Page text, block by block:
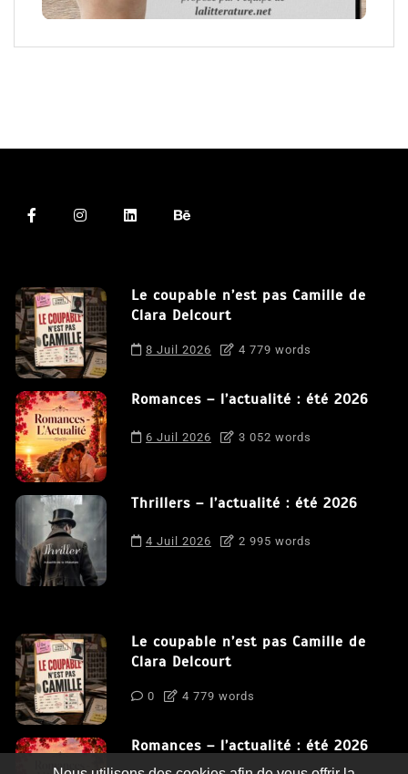
Le coupable n’est pas Camille de
Clara Delcourt
8 Juil 2026 4 779 words
Romances – l’actualité : été 2026
6 Juil 2026 3 052 words
Thrillers – l’actualité : été 2026
4 Juil 2026 2 995 words
Le coupable n’est pas Camille de
Clara Delcourt
0 4 779 words
Romances – l’actualité : été 2026